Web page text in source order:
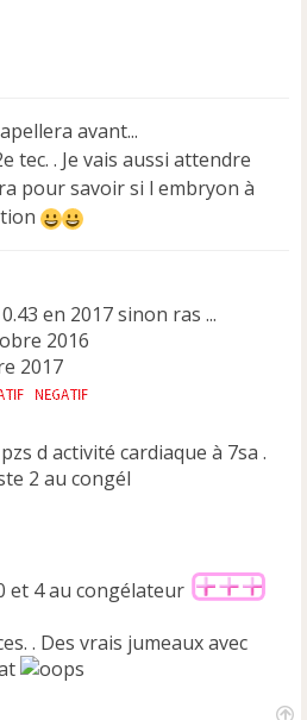
avant...
tec. . Je vais aussi attendre
pour savoir si l embryon à
en 2017 sinon ras ...
2016
2017
d activité cardiaque à 7sa .
2 au congél
et 4 au congélateur
. Des vrais jumeaux avec